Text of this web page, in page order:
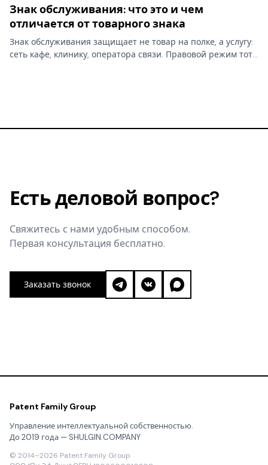
Знак обслуживания: что это и чем
отличается от товарного знака
Знак обслуживания защищает не товар на полке, а услугу:
сеть кафе, клинику, оператора связи. Правовой режим тот
Есть деловой вопрос?
Свяжитесь с нами удобным способом.
Первая консультация бесплатно.
Заказать звонок
Patent Family Group
Управление интеллектуальной собственностью.
До 2019 года — SHULGIN.COMPANY
© 2014–2026 Patent Family Group